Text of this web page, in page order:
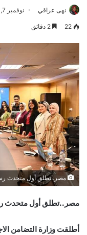
نهى عراقي نوفمبر 7, 2024
22
مصر..تطلق أول متحدث رسمي
مصر..تطلق أول متحدث
أطلقت وزارة التضامن